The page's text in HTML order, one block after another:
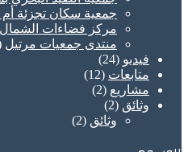
جمعية سكان تجزئة أم
مركز فضاءات الشمال
منتدى جمعيات مرتيل
فيديو (24)
متابعات (12)
مشاريع (2)
وثائق (2)
وثائق (2)